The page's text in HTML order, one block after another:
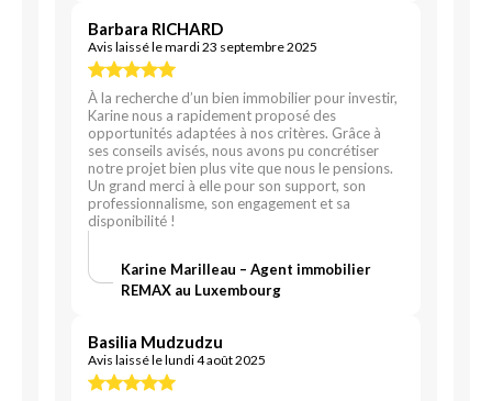
Barbara RICHARD
Avis laissé le mardi 23 septembre 2025
À la recherche d’un bien immobilier pour investir,
Karine nous a rapidement proposé des
opportunités adaptées à nos critères. Grâce à
ses conseils avisés, nous avons pu concrétiser
notre projet bien plus vite que nous le pensions.
Un grand merci à elle pour son support, son
professionnalisme, son engagement et sa
disponibilité !
Karine Marilleau – Agent immobilier
REMAX au Luxembourg
Basilia Mudzudzu
Avis laissé le lundi 4 août 2025